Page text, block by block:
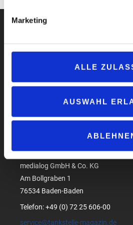
Marketing
ALLE
AUSWAHL
Datenschutzerklärung
Produktsicherheit
medialog GmbH & Co. KG
Am Bollgraben 1
76534 Baden-Baden
Telefon: +49 (0) 72 25 606-00
service@tankstelle-magazin.de